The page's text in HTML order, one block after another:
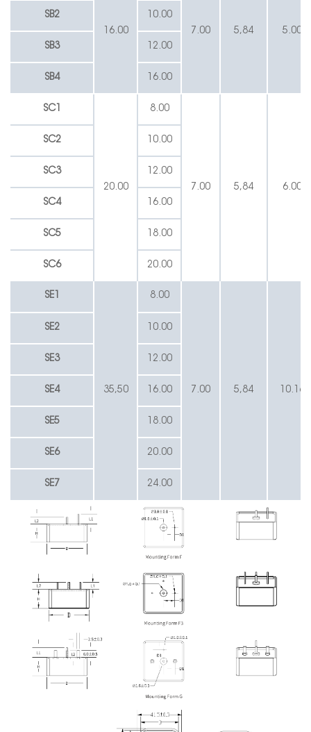
16.00 7.00 5,84 5.00
SB2 10.00
SB3 12.00
SB4 16.00
SC1
20.00
8.00
7.00 5,84 6.00
SC2 10.00
SC3 12.00
SC4 16.00
SC5 18.00
SC6 20.00
SE1
35,50
8.00
7.00 5,84 10.16
SE2 10.00
SE3 12.00
SE4 16.00
SE5 18.00
SE6 20.00
SE7 24.00